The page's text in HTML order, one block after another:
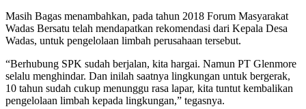
Masih Bagas menambahkan, pada tahun 2018 Forum Masyarakat
Wadas Bersatu telah mendapatkan rekomendasi dari Kepala Desa
Wadas, untuk pengelolaan limbah perusahaan tersebut.
“Berhubung SPK sudah berjalan, kita hargai. Namun PT Glenmore
selalu menghindar. Dan inilah saatnya lingkungan untuk bergerak,
10 tahun sudah cukup menunggu rasa lapar, kita tuntut kembalikan
pengelolaan limbah kepada lingkungan,” tegasnya.